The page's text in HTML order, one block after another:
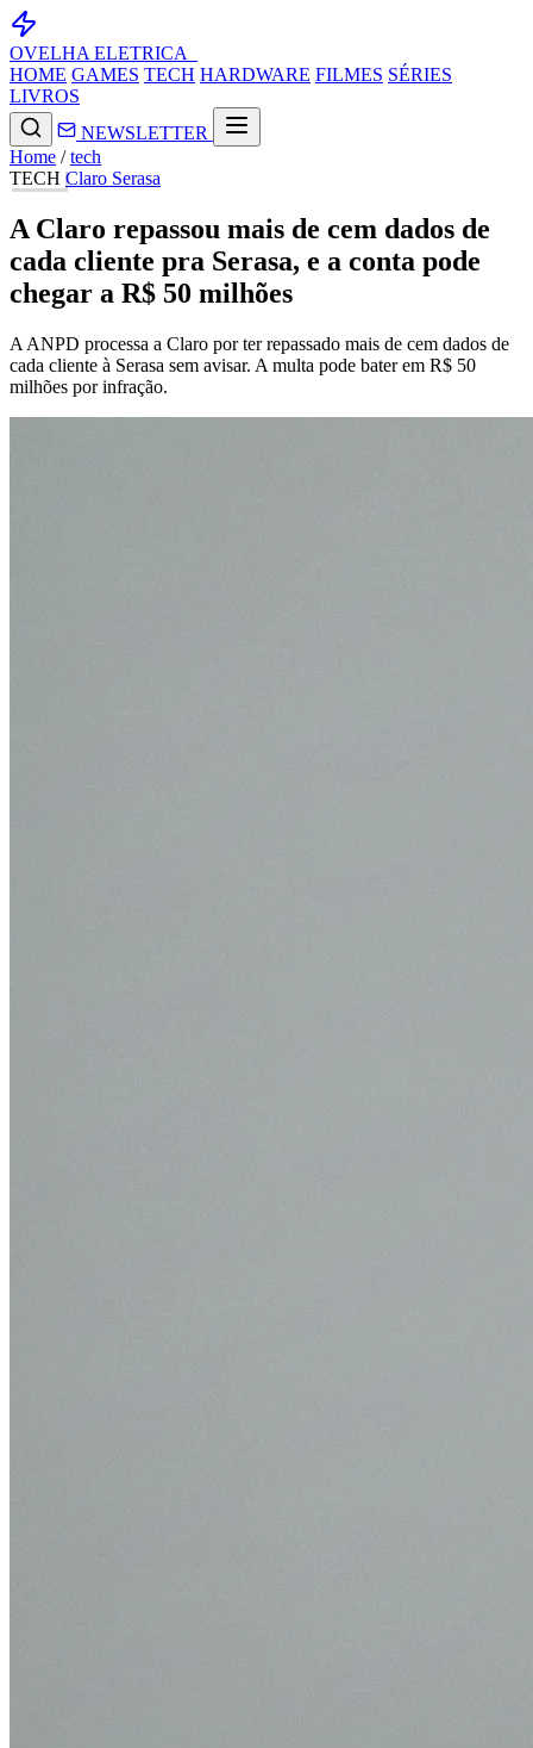
OVELHA ELETRICA_
HOME GAMES TECH HARDWARE FILMES SÉRIES
LIVROS
NEWSLETTER
Home / tech
TECH Claro Serasa
A Claro repassou mais de cem dados de
cada cliente pra Serasa, e a conta pode
chegar a R$ 50 milhões
A ANPD processa a Claro por ter repassado mais de cem dados de
cada cliente à Serasa sem avisar. A multa pode bater em R$ 50
milhões por infração.